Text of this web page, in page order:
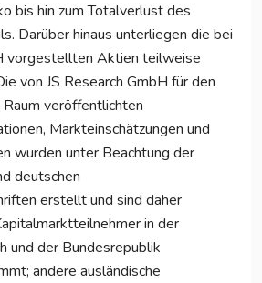
bis hin zum Totalverlust des
Darüber hinaus unterliegen die bei
vorgestellten Aktien teilweise
von JS Research GmbH für den
veröffentlichten
Markteinschätzungen und
wurden unter Beachtung der
deutschen
erstellt und sind daher
in der
und der Bundesrepublik
andere ausländische